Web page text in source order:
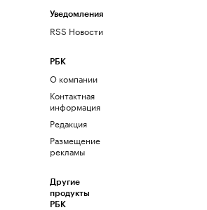
Уведомления
RSS Новости
РБК
О компании
Контактная
информация
Редакция
Размещение
рекламы
Другие
продукты
РБК